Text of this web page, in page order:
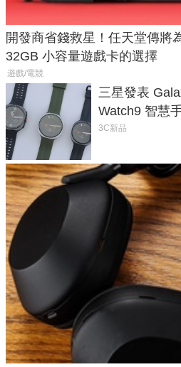
開發商省錢救星！任天堂傳將
32GB 小容量遊戲卡的選擇
遊戲/電競
三星發表
Watch9 智慧
導航功能
3C新品